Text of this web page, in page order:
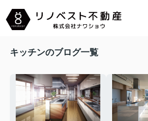
キッチンのブログ一覧